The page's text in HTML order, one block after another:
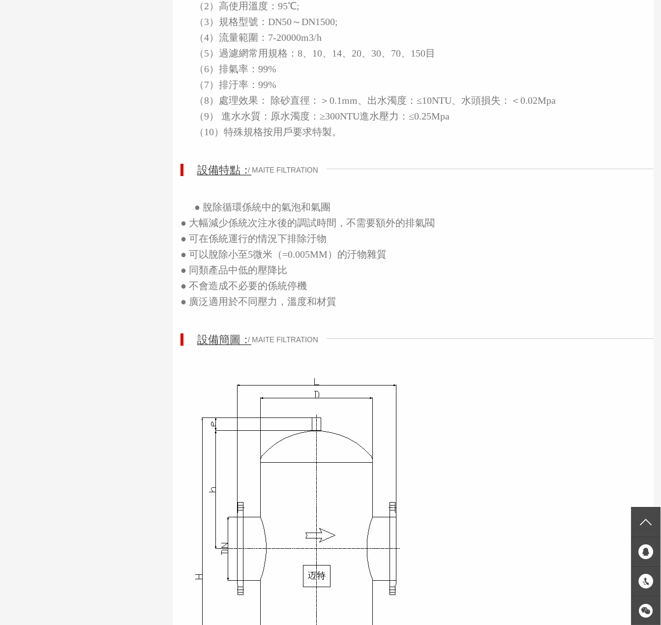
（2）高使用溫度：95℃;
（3）規格型號：DN50～DN1500;
（4）流量範圍：7-20000m3/h
（5）過濾網常用規格：8、10、14、20、30、70、150目
（6）排氣率：99%
（7）排汙率：99%
（8）處理效果： 除砂直徑：＞0.1mm、出水濁度：≤10NTU、水頭損失：＜0.02Mpa
（9） 進水水質：原水濁度：≥300NTU進水壓力：≤0.25Mpa
（10）特殊規格按用戶要求特製。
設備特點：
● 脫除循環係統中的氣泡和氣團
● 大幅減少係統次注水後的調試時間，不需要額外的排氣閥
● 可在係統運行的情況下排除汙物
● 可以脫除小至5微米（=0.005MM）的汙物雜質
● 同類產品中低的壓降比
● 不會造成不必要的係統停機
● 廣泛適用於不同壓力，溫度和材質
設備簡圖：